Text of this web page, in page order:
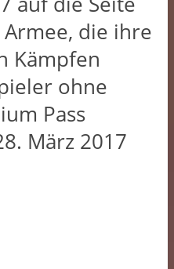
die ihre
Kämpfen
ohne
Pass
März 2017